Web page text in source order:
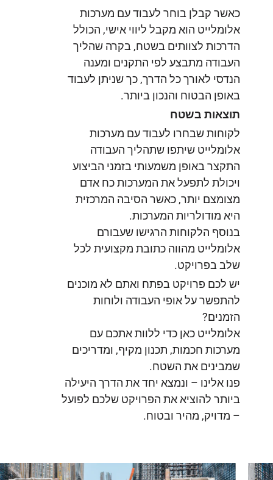
כאשר קבלן בוחר לעבוד עם מערכות
אלומלייט הוא מקבל ליווי אישי, הכולל
הדרכות לצוותים בשטח, בקרה שהליך
העבודה מתבצע לפי התקנים ומענה
הנדסי לאורך כל הדרך, כך שניתן לעבוד
באופן הבטוח והנכון ביותר.
תוצאות בשטח
לקוחות שבחרו לעבוד עם מערכות
אלומלייט שיתפו שתהליך העבודה
התקצר באופן משמעותי בזמני הביצוע
ויכולת לתפעל את המערכות כח אדם
מצומצם יותר, כאשר הסיבה המרכזית
היא מודולריות המערכות.
בנוסף הלקוחות הרגישו שעבורם
אלומלייט מהווה כתובת מקצועית לכל
שלב בפרויקט.
יש לכם פרויקט בפתח ואתם לא מוכנים
להתפשר על אופי העבודה ולוחות
הזמנים?
אלומלייט כאן כדי ללוות אתכם עם
מערכות חכמות, תכנון מקיף, ומדריכים
שמבינים את השטח.
פנו אלינו – ונמצא יחד את הדרך היעילה
ביותר להוציא את הפרויקט שלכם לפועל
– מדויק, מהיר ובטוח.